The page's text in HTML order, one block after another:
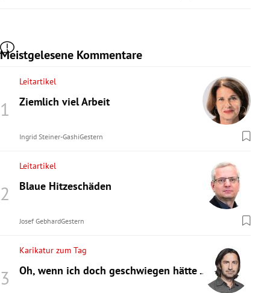
Meistgelesene Kommentare
Leitartikel
Ziemlich viel Arbeit
Ingrid Steiner-GashiGestern
Leitartikel
Blaue Hitzeschäden
Josef GebhardGestern
Karikatur zum Tag
Oh, wenn ich doch geschwiegen hätte ...